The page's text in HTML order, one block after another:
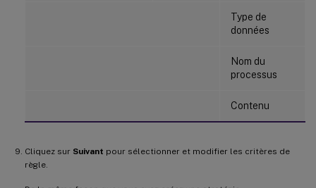
Type de
données
Nom du
processus
Contenu
Cliquez sur Suivant pour sélectionner et modifier les critères de
règle.